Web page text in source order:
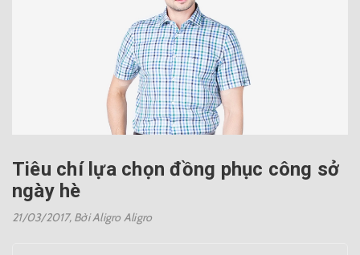
Tiêu chí lựa chọn đồng phục công sở
ngày hè
21/03/2017, Bởi Aligro Aligro